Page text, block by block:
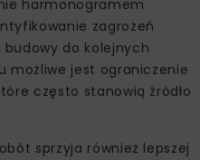
harmonogramem
zagrożeń
do kolejnych
możliwe jest ograniczenie
często stanowią źródło
sprzyja również lepszej